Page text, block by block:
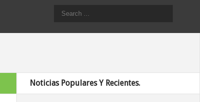
Noticias Populares Y Recientes.